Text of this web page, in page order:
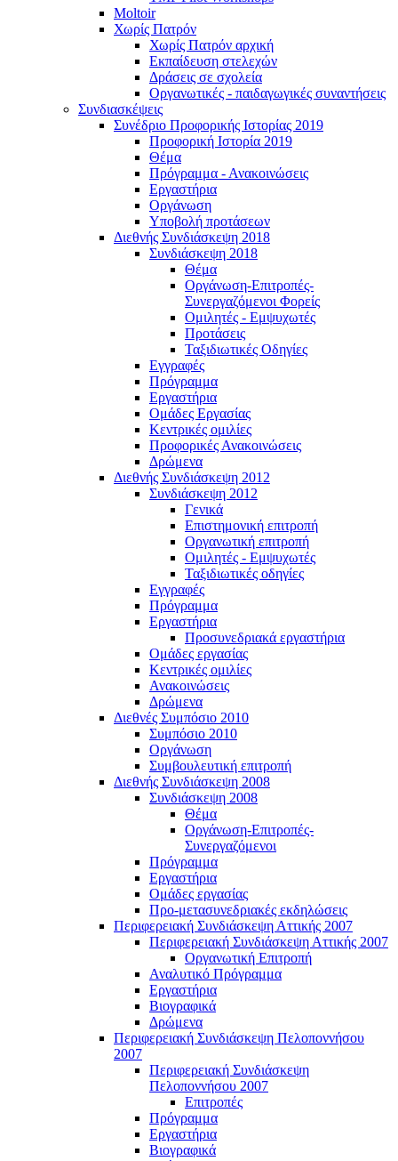
Moltoir
Χωρίς Πατρόν
Χωρίς Πατρόν αρχική
Εκπαίδευση στελεχών
Δράσεις σε σχολεία
Οργανωτικές - παιδαγωγικές συναντήσεις
Συνδιασκέψεις
Συνέδριο Προφορικής Ιστορίας 2019
Προφορική Ιστορία 2019
Θέμα
Πρόγραμμα - Ανακοινώσεις
Εργαστήρια
Οργάνωση
Υποβολή προτάσεων
Διεθνής Συνδιάσκεψη 2018
Συνδιάσκεψη 2018
Θέμα
Οργάνωση-Επιτροπές-
Συνεργαζόμενοι Φορείς
Ομιλητές - Εμψυχωτές
Προτάσεις
Ταξιδιωτικές Οδηγίες
Εγγραφές
Πρόγραμμα
Εργαστήρια
Ομάδες Εργασίας
Κεντρικές ομιλίες
Προφορικές Ανακοινώσεις
Δρώμενα
Διεθνής Συνδιάσκεψη 2012
Συνδιάσκεψη 2012
Γενικά
Επιστημονική επιτροπή
Οργανωτική επιτροπή
Ομιλητές - Εμψυχωτές
Ταξιδιωτικές οδηγίες
Εγγραφές
Πρόγραμμα
Εργαστήρια
Προσυνεδριακά εργαστήρια
Ομάδες εργασίας
Κεντρικές ομιλίες
Ανακοινώσεις
Δρώμενα
Διεθνές Συμπόσιο 2010
Συμπόσιο 2010
Οργάνωση
Συμβουλευτική επιτροπή
Διεθνής Συνδιάσκεψη 2008
Συνδιάσκεψη 2008
Θέμα
Οργάνωση-Επιτροπές-
Συνεργαζόμενοι
Πρόγραμμα
Εργαστήρια
Ομάδες εργασίας
Προ-μετασυνεδριακές εκδηλώσεις
Περιφερειακή Συνδιάσκεψη Αττικής 2007
Περιφερειακή Συνδιάσκεψη Αττικής 2007
Οργανωτική Επιτροπή
Αναλυτικό Πρόγραμμα
Εργαστήρια
Βιογραφικά
Δρώμενα
Περιφερειακή Συνδιάσκεψη Πελοποννήσου
2007
Περιφερειακή Συνδιάσκεψη
Πελοποννήσου 2007
Επιτροπές
Πρόγραμμα
Εργαστήρια
Βιογραφικά